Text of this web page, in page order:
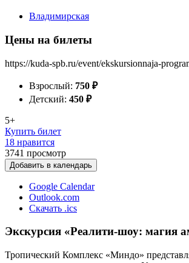
Владимирская
Цены на билеты
https://kuda-spb.ru/event/ekskursionnaja-
Взрослый: 750 ₽
Детский: 450 ₽
5+
Купить билет
18 нравится
3741 просмотр
Добавить в календарь
Google Calendar
Outlook.com
Скачать .ics
Экскурсия «Реалити-шоу: магия
Тропический Комплекс «Миндо»